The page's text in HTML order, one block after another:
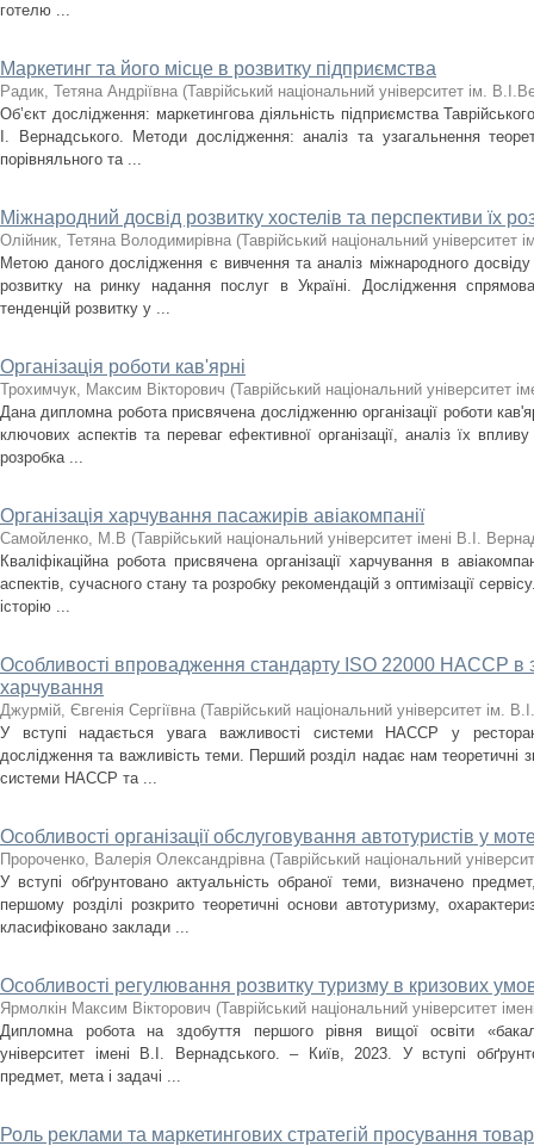
готелю ...
Маркетинг та його місце в розвитку підприємства
Радик, Тетяна Андріївна (Таврійський національний університет ім.
Об’єкт дослідження: маркетингова діяльність підприємства
І. Вернадського. Методи дослідження: аналіз та узагальнення
порівняльного та ...
Міжнародний досвід розвитку хостелів та перспективи їх
Олійник, Тетяна Володимирівна (Таврійський національний університет
Метою даного дослідження є вивчення та аналіз міжнародного досвіду
розвитку на ринку надання послуг в Україні. Дослідження
тенденцій розвитку у ...
Організація роботи кав'ярні
Трохимчук, Максим Вікторович (Таврійський національний університет
Дана дипломна робота присвячена дослідженню організації роботи
ключових аспектів та переваг ефективної організації, аналіз їх
розробка ...
Організація харчування пасажирів авіакомпанії
Самойленко, М.В (Таврійський національний університет імені В.І.
Кваліфікаційна робота присвячена організації харчування в
аспектів, сучасного стану та розробку рекомендацій з оптимізації
історію ...
Особливості впровадження стандарту ISO 22000 HACCP в
харчування
Джурмій, Євгенія Сергіївна (Таврійський національний університет ім.
У вступі надається увага важливості системи HACCP у
дослідження та важливість теми. Перший розділ надає нам теоретичні
системи HACCP та ...
Особливості організації обслуговування автотуристів у
Пророченко, Валерія Олександрівна (Таврійський національний
У вступі обґрунтовано актуальність обраної теми, визначено
першому розділі розкрито теоретичні основи автотуризму,
класифіковано заклади ...
Особливості регулювання розвитку туризму в кризових
Ярмолкін Максим Вікторович (Таврійський національний університет
Дипломна робота на здобуття першого рівня вищої освіти
університет імені В.І. Вернадського. – Київ, 2023. У вступі
предмет, мета і задачі ...
Роль реклами та маркетингових стратегій просування